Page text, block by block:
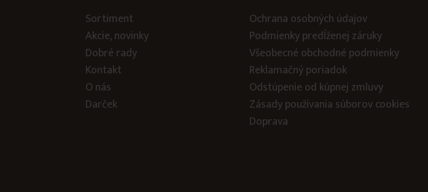
Sortiment
Akcie, novinky
Dobré rady
Kontakt
O nás
Darček
Ochrana osobných údajov
Podmienky predĺženej záruky
Všeobecné obchodné podmienky
Reklamačný poriadok
Odstúpenie od kúpnej zmluvy
Zásady používania súborov cookies
Doprava